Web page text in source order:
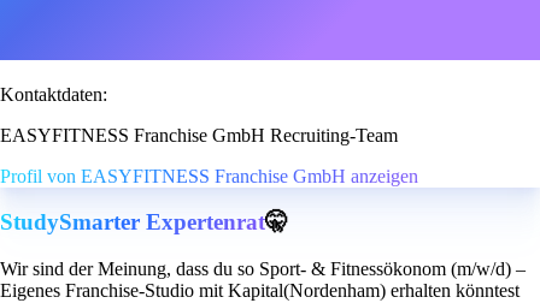
Kontaktdaten:
EASYFITNESS Franchise GmbH Recruiting-Team
Profil von EASYFITNESS Franchise GmbH anzeigen
StudySmarter Expertenrat🤫
Wir sind der Meinung, dass du so Sport- & Fitnessökonom (m/w/d) –
Eigenes Franchise-Studio mit Kapital(Nordenham) erhalten könntest